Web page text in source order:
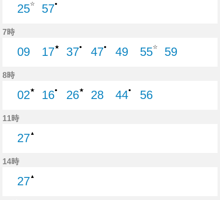
25☆
57●
7時
09
17★
37●
47●
49
55☆
59
8時
02★
16●
26★
28
44●
56
11時
27▲
14時
27▲